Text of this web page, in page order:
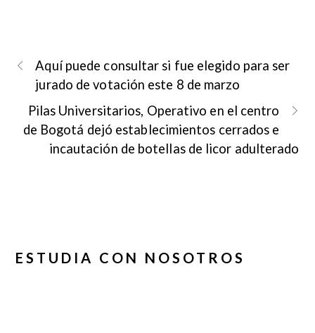
Aquí puede consultar si fue elegido para ser
jurado de votación este 8 de marzo
Pilas Universitarios, Operativo en el centro
de Bogotá dejó establecimientos cerrados e
incautación de botellas de licor adulterado
ESTUDIA CON NOSOTROS